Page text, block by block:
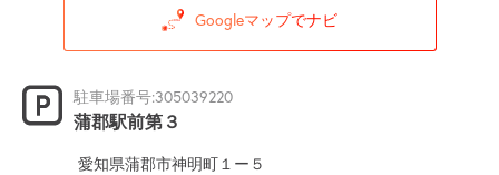
Googleマップでナビ
駐車場番号:305039220
蒲郡駅前第３
愛知県蒲郡市神明町１ー５